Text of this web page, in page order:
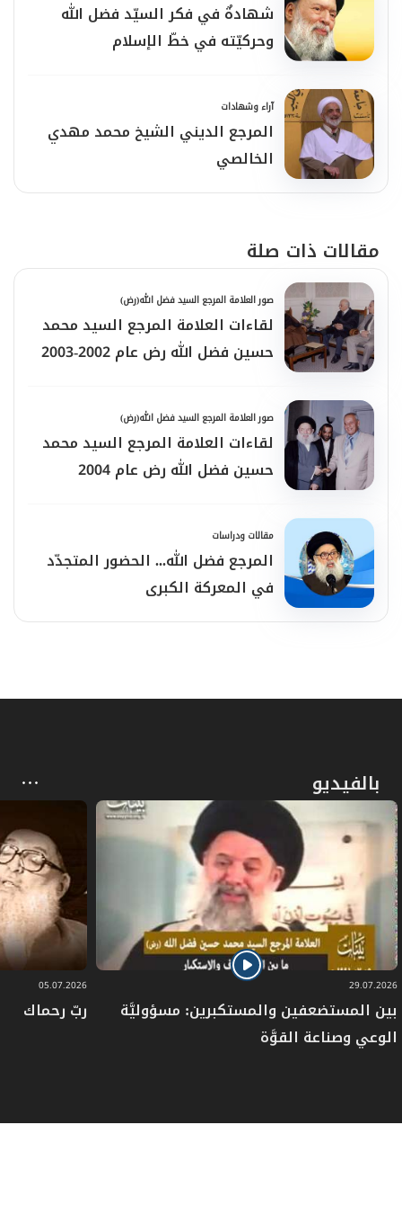
شهادةٌ في فكر السيّد فضل الله
وحركيّته في خطّ الإسلام
آراء وشهادات
المرجع الديني الشيخ محمد مهدي
الخالصي
مقالات ذات صلة
صور العلامة المرجع السيد فضل الله(رض)
لقاءات العلامة المرجع السيد محمد
حسين فضل الله رض عام 2002-2003
صور العلامة المرجع السيد فضل الله(رض)
لقاءات العلامة المرجع السيد محمد
حسين فضل الله رض عام 2004
مقالات ودراسات
المرجع فضل الله... الحضور المتجدّد
في المعركة الكبرى
بالفيديو
29.07.2026
بين المستضعفين والمستكبرين: مسؤوليَّة
الوعي وصناعة القوَّة
05.07.2026
ربّ رحماك